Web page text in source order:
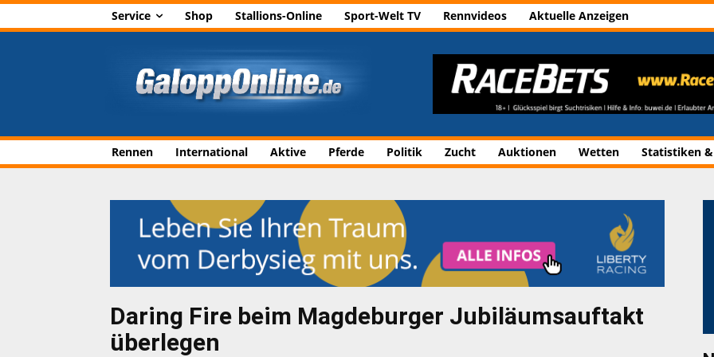
Service Shop Stallions-Online Sport-Welt TV Rennvideos Aktuelle Anzeigen
Rennen International Aktive Pferde Politik Zucht Auktionen Wetten Statistiken
Daring Fire beim Magdeburger Jubiläumsauftakt
überlegen